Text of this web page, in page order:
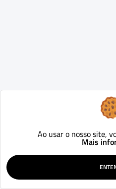
Ao usar o nosso site,
Mais